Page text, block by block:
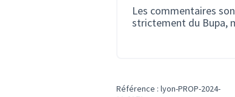
Les commentaires
strictement du Bupa,
Référence : lyon-PROP-2024-